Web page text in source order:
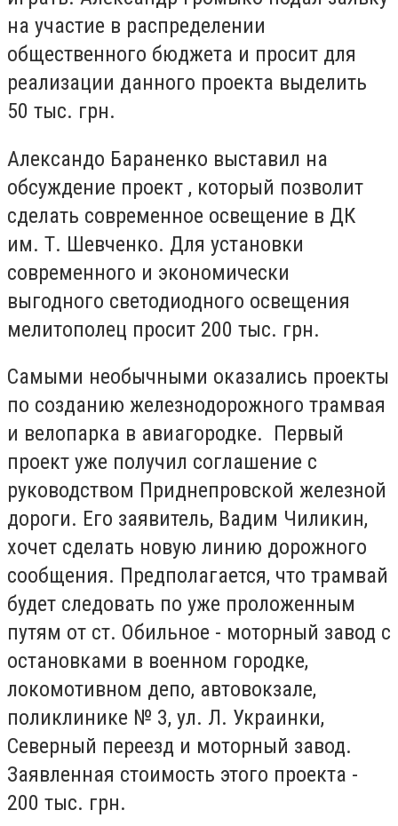
на участие в распределении
общественного бюджета и просит для
реализации данного проекта выделить
50 тыс. грн.
Александо Бараненко выставил на
обсуждение проект , который позволит
сделать современное освещение в ДК
им. Т. Шевченко. Для установки
современного и экономически
выгодного светодиодного освещения
мелитополец просит 200 тыс. грн.
Самыми необычными оказались проекты
по созданию железнодорожного трамвая
и велопарка в авиагородке. Первый
проект уже получил соглашение с
руководством Приднепровской железной
дороги. Его заявитель, Вадим Чиликин,
хочет сделать новую линию дорожного
сообщения. Предполагается, что трамвай
будет следовать по уже проложенным
путям от ст. Обильное - моторный завод с
остановками в военном городке,
локомотивном депо, автовокзале,
поликлинике № 3, ул. Л. Украинки,
Северный переезд и моторный завод.
Заявленная стоимость этого проекта -
200 тыс. грн.